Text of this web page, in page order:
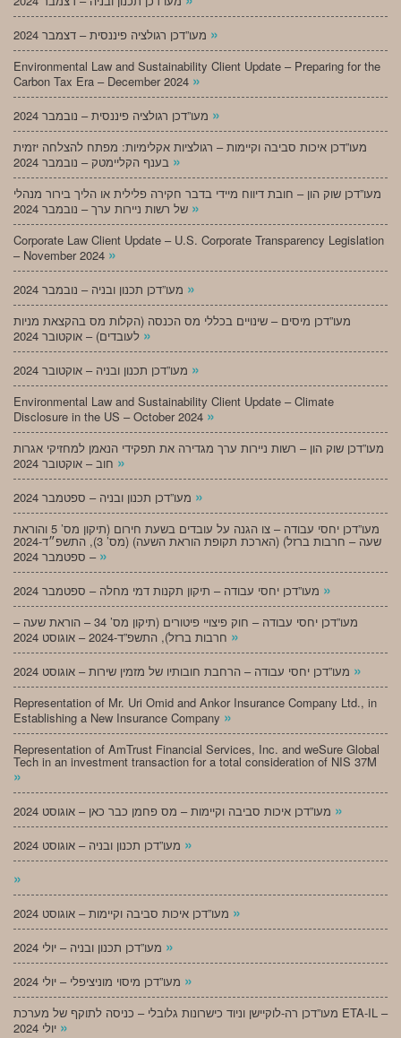
»
Environmental Law and Sustainability Client Update – Preparing for the
Carbon Tax Era – December 2024 »
»
מעו”דכן איכות סביבה וקיימות – רגולציות אקלימיות: מפתח להצלחה יזמית
»
מעו”דכן שוק הון – חובת דיווח מיידי בדבר חקירה פלילית או הליך בירור מנהלי
»
Corporate Law Client Update – U.S. Corporate Transparency Legislation
– November 2024 »
»
מעו”דכן מיסים – שינויים בכללי מס הכנסה (הקלות מס בהקצאת מניות
»
»
Environmental Law and Sustainability Client Update – Climate
Disclosure in the US – October 2024 »
מעו”דכן שוק הון – רשות ניירות ערך מגדירה את תפקידי הנאמן למחזיקי אגרות
»
»
מעו”דכן יחסי עבודה – צו הגנה על עובדים בשעת חירום (תיקון מס’ 5 והוראת
שעה – חרבות ברזל) (הארכת תקופת הוראת השעה) (מס’ 3), התשפ״ד-2024
– ספטמבר 2024 »
»
מעו”דכן יחסי עבודה – חוק פיצויי פיטורים (תיקון מס’ 34 – הוראת שעה –
»
»
Representation of Mr. Uri Omid and Ankor Insurance Company Ltd., in
Establishing a New Insurance Company »
Representation of AmTrust Financial Services, Inc. and weSure Global
Tech in an investment transaction for a total consideration of NIS 37M
»
»
»
»
»
»
»
מעו”דכן רה-לוקיישן וניוד כישרונות גלובלי – כניסה לתוקף של מערכת ETA-IL –
»